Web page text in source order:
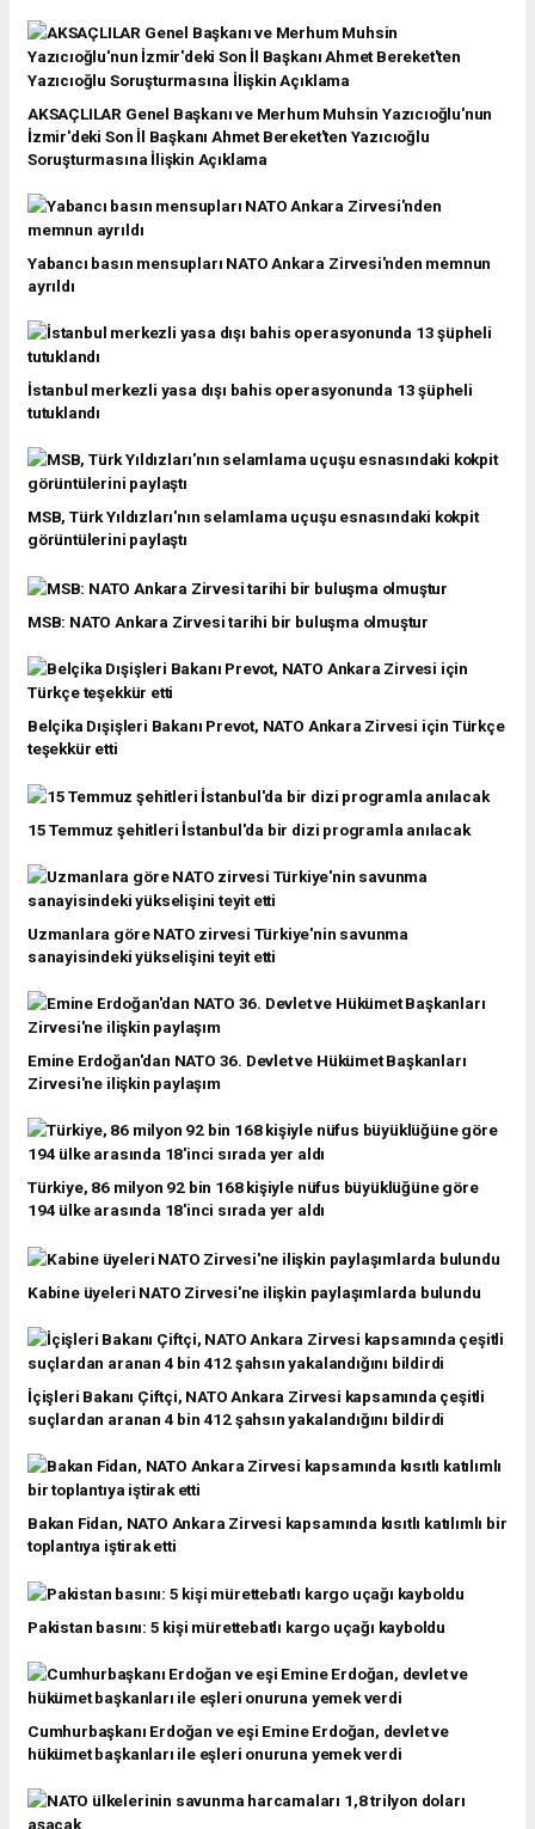
AKSAÇLILAR Genel Başkanı ve Merhum Muhsin Yazıcıoğlu'nun
İzmir'deki Son İl Başkanı Ahmet Bereket'ten Yazıcıoğlu
Soruşturmasına İlişkin Açıklama
Yabancı basın mensupları NATO Ankara Zirvesi'nden memnun
ayrıldı
İstanbul merkezli yasa dışı bahis operasyonunda 13 şüpheli
tutuklandı
MSB, Türk Yıldızları'nın selamlama uçuşu esnasındaki kokpit
görüntülerini paylaştı
MSB: NATO Ankara Zirvesi tarihi bir buluşma olmuştur
Belçika Dışişleri Bakanı Prevot, NATO Ankara Zirvesi için Türkçe
teşekkür etti
15 Temmuz şehitleri İstanbul'da bir dizi programla anılacak
Uzmanlara göre NATO zirvesi Türkiye'nin savunma
sanayisindeki yükselişini teyit etti
Emine Erdoğan'dan NATO 36. Devlet ve Hükümet Başkanları
Zirvesi'ne ilişkin paylaşım
Türkiye, 86 milyon 92 bin 168 kişiyle nüfus büyüklüğüne göre
194 ülke arasında 18'inci sırada yer aldı
Kabine üyeleri NATO Zirvesi'ne ilişkin paylaşımlarda bulundu
İçişleri Bakanı Çiftçi, NATO Ankara Zirvesi kapsamında çeşitli
suçlardan aranan 4 bin 412 şahsın yakalandığını bildirdi
Bakan Fidan, NATO Ankara Zirvesi kapsamında kısıtlı katılımlı bir
toplantıya iştirak etti
Pakistan basını: 5 kişi mürettebatlı kargo uçağı kayboldu
Cumhurbaşkanı Erdoğan ve eşi Emine Erdoğan, devlet ve
hükümet başkanları ile eşleri onuruna yemek verdi